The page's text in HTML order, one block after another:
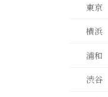
東京
横浜
浦和
渋谷